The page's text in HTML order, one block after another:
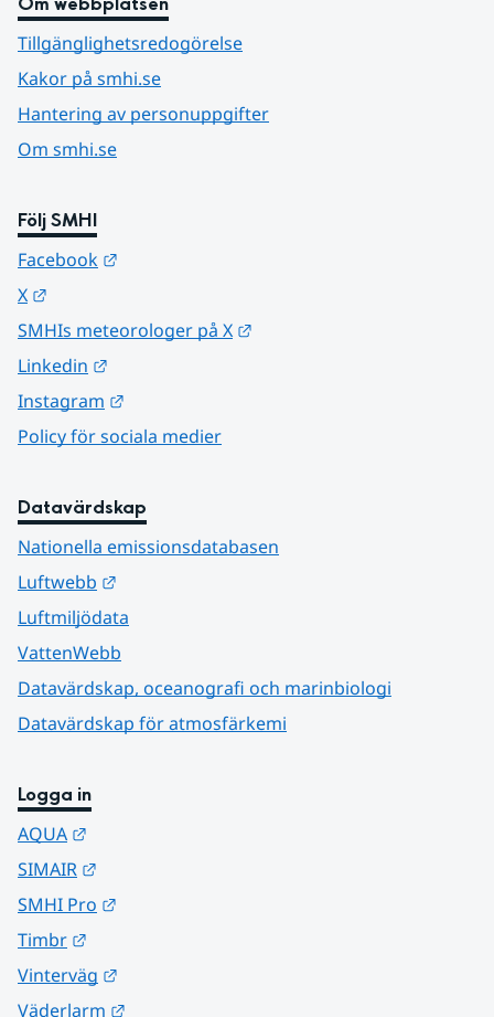
Tillgänglighetsredogörelse
Kakor på smhi.se
Hantering av personuppgifter
Om smhi.se
Följ SMHI
Facebook
X
SMHIs meteorologer på X
Linkedin
Instagram
Policy för sociala medier
Datavärdskap
Nationella emissionsdatabasen
Luftwebb
Luftmiljödata
VattenWebb
Datavärdskap, oceanografi och marinbiologi
Datavärdskap för atmosfärkemi
Logga in
AQUA
SIMAIR
SMHI Pro
Timbr
Vinterväg
Väderlarm